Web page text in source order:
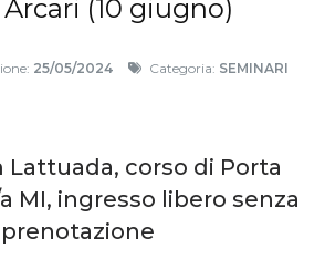
(10 giugno)
25/05/2024 Categoria: SEMINARI
corso di Porta
MI, ingresso libero senza
prenotazione